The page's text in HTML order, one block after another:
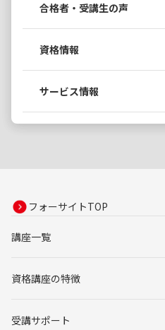
合格者・受講生の声
資格情報
サービス情報
フォーサイトTOP
講座一覧
資格講座の特徴
受講サポート